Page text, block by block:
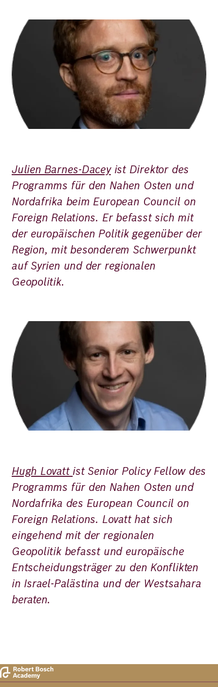
Bild
Julien Barnes-Daceyist Direktor des
Programms für den Nahen Osten und
Nordafrika beim European Council on
Foreign Relations. Er befasst sich mit
der europäischen Politik gegenüber der
Region, mit besonderem Schwerpunkt
auf Syrien und der regionalen
Geopolitik.
Bild
Hugh Lovatt ist Senior Policy Fellow des
Programms für den Nahen Osten und
Nordafrika des European Council on
Foreign Relations. Lovatt hat sich
eingehend mit der regionalen
Geopolitik befasst und europäische
Entscheidungsträger zu den Konflikten
in Israel-Palästina und der Westsahara
beraten.